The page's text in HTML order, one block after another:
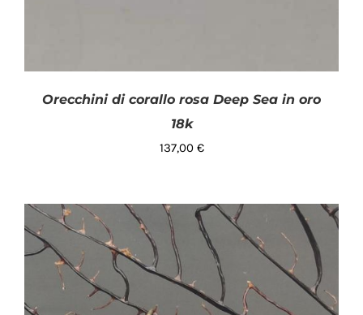
AGGIUNGI AL CARRELLO DETTAGLI
Orecchini di corallo rosa Deep Sea in oro
18k
137,00 €